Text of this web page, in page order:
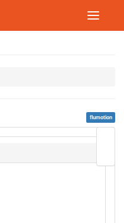
flumotion
page